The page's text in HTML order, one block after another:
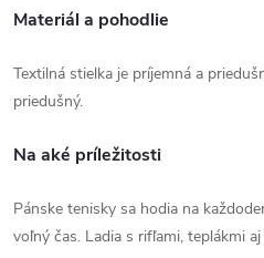
Materiál a pohodlie
Textilná stielka je príjemná a
priedušný.
Na aké príležitosti
Pánske tenisky sa hodia na
voľný čas. Ladia s rifľami, teplákmi